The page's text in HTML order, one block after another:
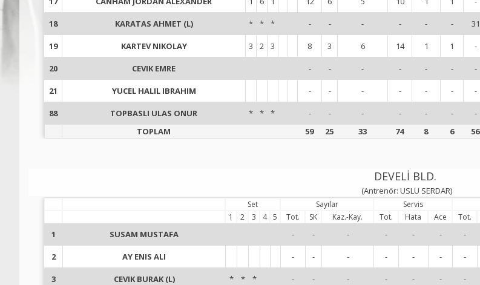
18 KARATAS AHMET (L) * * * - - - - - - 31
19 KARTEV NIKOLAY 3 2 3 8 3 6 14 1 1 -
20 CEVIK EMRE - - - - - - -
21 YUCEL HALIL IBRAHIM - - - - - - -
88 TOPBASLI ULAS ONUR * * * - - - - - - -
TOPLAM
59 25 33 74 8 6 56
DEVELİ BLD.
(Antrenör: USLU SERDAR)
Set Sayılar Servis
1
2 3 4 5 Tot. SK Kaz.-Kay. Tot. Hata Ace Tot.
1 SUSAM MUSTAFA - - - - - - -
2 AY ENIS ALI - - - - - - -
3 CEVIK BURAK (L) * * * - - - - - - -